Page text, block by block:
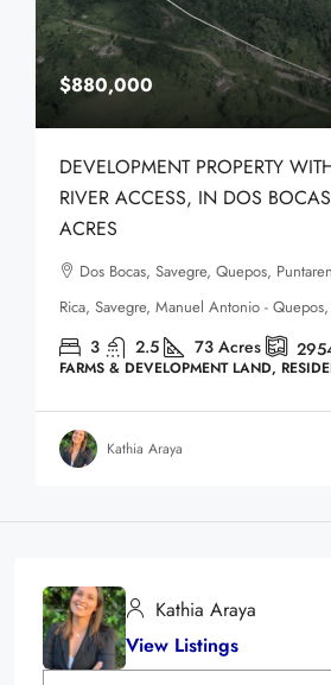
$880,000
DEVELOPMENT PROPERTY
RIVER ACCESS, IN DOS
ACRES
Dos Bocas, Savegre, Quepos,
Rica, Savegre, Manuel Antonio - Quepos,
3 2.5 73 Acres
FARMS & DEVELOPMENT LAND,
Kathia Araya
Kathia Araya
View Listings